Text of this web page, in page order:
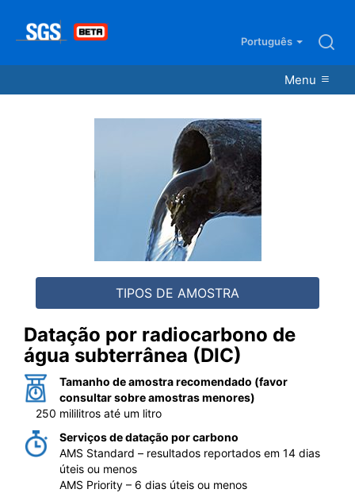
Português
Menu
Datação por radiocarbono de
água subterrânea (DIC)
Tamanho de amostra recomendado (favor
consultar sobre amostras menores)
250 mililitros até um litro
Serviços de datação por carbono
AMS Standard – resultados reportados em 14 dias
úteis ou menos
AMS Priority – 6 dias úteis ou menos